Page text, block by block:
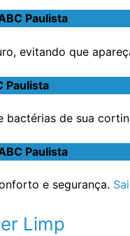
Paulista
evitando que
Paulista
de sua
Paulista
e segurança.
Limp